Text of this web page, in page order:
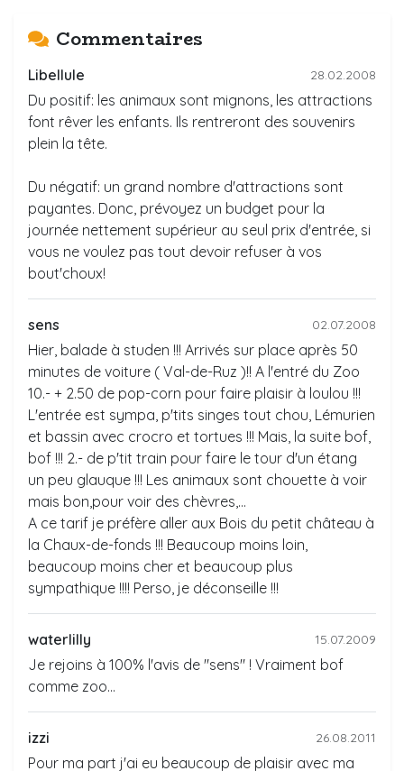
Commentaires
Libellule 28.02.2008
Du positif: les animaux sont mignons, les attractions
font rêver les enfants. Ils rentreront des souvenirs
plein la tête.
Du négatif: un grand nombre d'attractions sont
payantes. Donc, prévoyez un budget pour la
journée nettement supérieur au seul prix d'entrée, si
vous ne voulez pas tout devoir refuser à vos
bout'choux!
sens 02.07.2008
Hier, balade à studen !!! Arrivés sur place après 50
minutes de voiture ( Val-de-Ruz )!! A l'entré du Zoo
10.- + 2.50 de pop-corn pour faire plaisir à loulou !!!
L'entrée est sympa, p'tits singes tout chou, Lémurien
et bassin avec crocro et tortues !!! Mais, la suite bof,
bof !!! 2.- de p'tit train pour faire le tour d'un étang
un peu glauque !!! Les animaux sont chouette à voir
mais bon,pour voir des chèvres,...
A ce tarif je préfère aller aux Bois du petit château à
la Chaux-de-fonds !!! Beaucoup moins loin,
beaucoup moins cher et beaucoup plus
sympathique !!!! Perso, je déconseille !!!
waterlilly 15.07.2009
Je rejoins à 100% l'avis de "sens" ! Vraiment bof
comme zoo...
izzi 26.08.2011
Pour ma part j'ai eu beaucoup de plaisir avec ma